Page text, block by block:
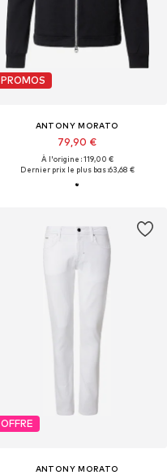
PROMOS
ANTONY MORATO
79,90 €
À l'origine : 119,00 €
Dernier prix le plus bas :63,68 €
OFFRE
ANTONY MORATO